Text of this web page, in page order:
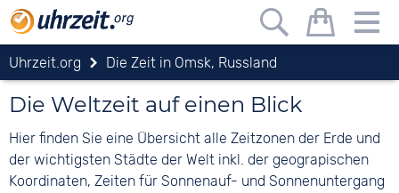
Uhrzeit.org Die Zeit in Omsk, Russland
Die Weltzeit auf einen Blick
Hier finden Sie eine Übersicht alle Zeitzonen der Erde und
der wichtigsten Städte der Welt inkl. der geograpischen
Koordinaten, Zeiten für Sonnenauf- und Sonnenuntergang